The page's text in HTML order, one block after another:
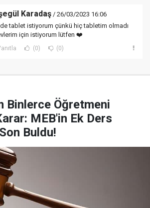
Karadaş / 26/03/2023 16:06
tablet istiyorum çünkü hiç tabletim olmadı
için istiyorum lütfen ❤️
(0) (0)
Binlerce Öğretmeni
MEB'in Ek Ders
Buldu!